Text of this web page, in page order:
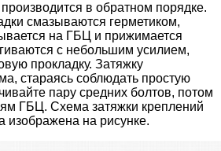
в обратном порядке.
смазываются герметиком,
на ГБЦ и прижимается
с небольшим усилием,
прокладку. Затяжку
стараясь соблюдать простую
пару средних болтов, потом
ГБЦ. Схема затяжки креплений
изображена на рисунке.